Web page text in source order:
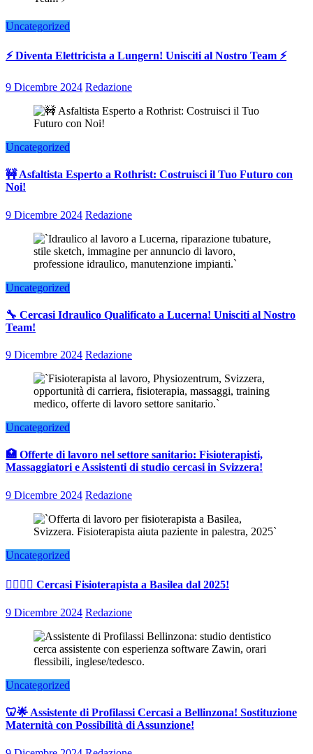
Uncategorized
⚡ Diventa Elettricista a Lungern! Unisciti al Nostro Team ⚡
9 Dicembre 2024 Redazione
Uncategorized
🚧 Asfaltista Esperto a Rothrist: Costruisci il Tuo Futuro con
Noi!
9 Dicembre 2024 Redazione
Uncategorized
🔧 Cercasi Idraulico Qualificato a Lucerna! Unisciti al Nostro
Team!
9 Dicembre 2024 Redazione
Uncategorized
🏥 Offerte di lavoro nel settore sanitario: Fisioterapisti,
Massaggiatori e Assistenti di studio cercasi in Svizzera!
9 Dicembre 2024 Redazione
Uncategorized
👨‍⚕️👩‍⚕️ Cercasi Fisioterapista a Basilea dal 2025!
9 Dicembre 2024 Redazione
Uncategorized
🦷🌟 Assistente di Profilassi Cercasi a Bellinzona! Sostituzione
Maternità con Possibilità di Assunzione!